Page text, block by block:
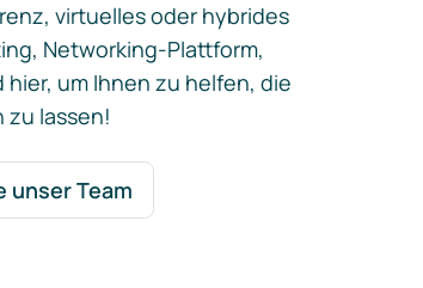
virtuelles oder hybrides
Networking-Plattform,
um Ihnen zu helfen, die
zu lassen!
unser Team